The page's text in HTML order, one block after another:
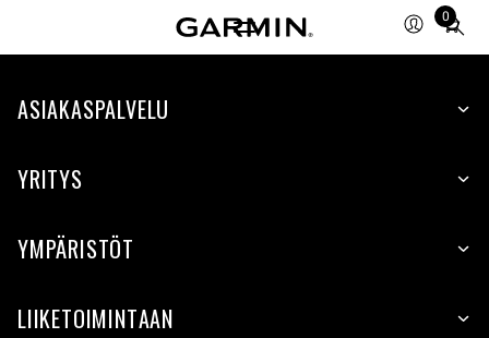
0
Total
items
cart:
ASIAKASPALVELU
YRITYS
YMPÄRISTÖT
LIIKETOIMINTAAN